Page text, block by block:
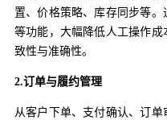
置、价格策略、库存同步等
等功能，大幅降低人工操作
致性与准确性。
2.订单与履约管理
从客户下单、支付确认、订